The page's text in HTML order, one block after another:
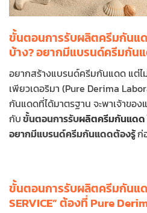
ขั้นตอนการรับผลิตครีมกันแด
บ้าง? อยากมีแบรนด์ครีมกัน
อยากสร้างแบรนด์ครีมกันแดด แต่ไ
เพียวเดอริมา (Pure Derima
กันแดดที่ได้มาตรฐาน จะพาเจ้าขอ
กับขั้นตอนการรับผลิตครีมกันแดด
อยากมีแบรนด์ครีมกันแดดต้องรู้ก่
ขั้นตอนการรับผลิตครีมกันแด
SERVICE” ต้องที่ Pure